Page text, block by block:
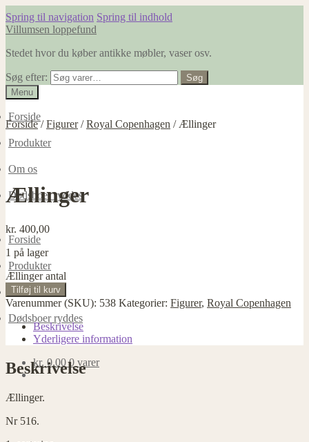
Spring til navigation Spring til indhold
Villumsen loppefund
Stedet hvor du køber antikke møbler, vaser osv.
Søg efter:
Søg
Menu
Forside
Produkter
Om os
Dødsboer ryddes
Forside
Produkter
Om os
Dødsboer ryddes
kr. 0,00 0 varer
Forside/Figurer/Royal Copenhagen / Ællinger
Ællinger
kr. 400,00
1 på lager
Ællinger antal
Tilføj til kurv
Varenummer (SKU): 538 Kategorier: Figurer, Royal Copenhagen
Beskrivelse
Yderligere information
Beskrivelse
Ællinger.
Nr 516.